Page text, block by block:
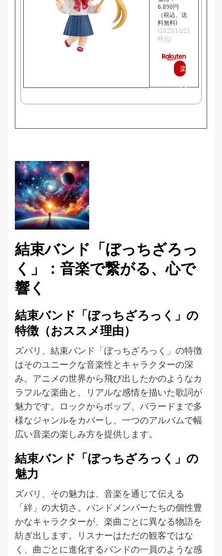
6,890円
（税込、送
料無料)
(2023/12/21
時点)
楽
結束バンド「ぼっちざろっ
く」：音楽で繋がる、心で
響く
結束バンド「ぼっちざろっく」の
特徴（おススメ理由）
ズバリ、結束バンド「ぼっちざろっく」の特徴
はそのユニークな音楽性とキャラクターの深
み。アニメの世界から飛び出したかのようなカ
ラフルな楽曲と、リアルな感情を描いた歌詞が
魅力です。ロックからポップ、バラードまで多
様なジャンルをカバーし、一つのアルバムで幅
広い音楽の楽しみ方を提供します。
結束バンド「ぼっちざろっく」の
魅力
ズバリ、その魅力は、音楽を通じて伝える
「絆」の大切さ。バンドメンバーたちの個性豊
かなキャラクターが、楽曲ごとに異なる物語を
紡ぎ出します。リスナーはただの観客ではな
く、曲ごとに進化するバンドの一員のような感